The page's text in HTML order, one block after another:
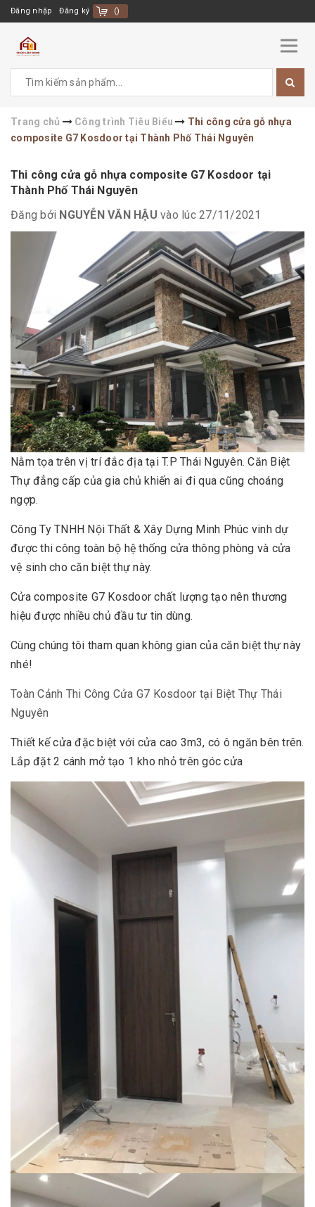
Đăng nhập Đăng ký ()
Trang chủ Công trình Tiêu Biểu
Thi công cửa gỗ nhựa
composite G7 Kosdoor tại Thành Phố Thái Nguyên
Thi công cửa gỗ nhựa composite G7 Kosdoor tại
Thành Phố Thái Nguyên
Đăng bởi NGUYỄN VĂN HẬU vào lúc 27/11/2021
Nằm tọa trên vị trí đắc địa tại T.P Thái Nguyên. Căn Biệt
Thự đẳng cấp của gia chủ khiến ai đi qua cũng choáng
ngợp.
Công Ty TNHH Nội Thất & Xây Dựng Minh Phúc vinh dự
được thi công toàn bộ hệ thống cửa thông phòng và cửa
vệ sinh cho căn biệt thự này.
Cửa composite G7 Kosdoor chất lượng tạo nên thương
hiệu được nhiều chủ đầu tư tin dùng.
Cùng chúng tôi tham quan không gian của căn biệt thự này
nhé!
Toàn Cảnh Thi Công Cửa G7 Kosdoor tại Biệt Thự Thái
Nguyên
Thiết kế cửa đặc biệt với cửa cao 3m3, có ô ngăn bên trên.
Lắp đặt 2 cánh mở tạo 1 kho nhỏ trên góc cửa